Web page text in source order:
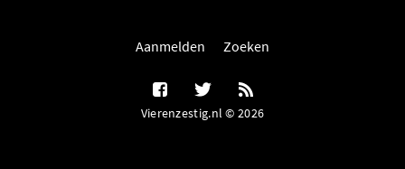
Aanmelden Zoeken
Vierenzestig.nl © 2026